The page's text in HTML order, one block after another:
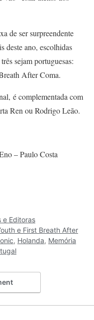
de ser surpreendente
deste ano, escolhidas
sejam portuguesas:
After Coma.
é complementada com
Ren ou Rodrigo Leão.
– Paulo Costa
e Editoras
e First Breath After
, Holanda, Memória